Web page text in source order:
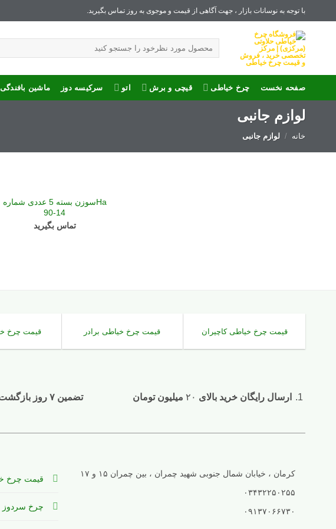
با توجه به نوسانات بازار ، جهت آگاهی از قیمت و موجوی به روز تماس بگیرید.
برای:
صفحه نخست چرخ خیاطی قیچی و برش اتو سرکیسه دوز ماشین بافندگی
لوازم جانبی
خانه / لوازم جانبی
Haسوزن بسته 5 عددی شماره
14-90
تماس بگیرید
قیمت چرخ خیاطی کاچیران قیمت چرخ خیاطی برادر قیمت چرخ
ارسال رایگان خرید بالای میلیون تومان تضمین ۷ روز بازگشت کالا
کرمان ، خیابان شمال جنوبی شهید چمران ، بین چمران ۱۵ و ۱۷
۰۳۴۳۲۲۵۰۲۵۵
۰۹۱۳۷۰۶۶۷۳۰
قیمت چرخ
چرخ سردوز